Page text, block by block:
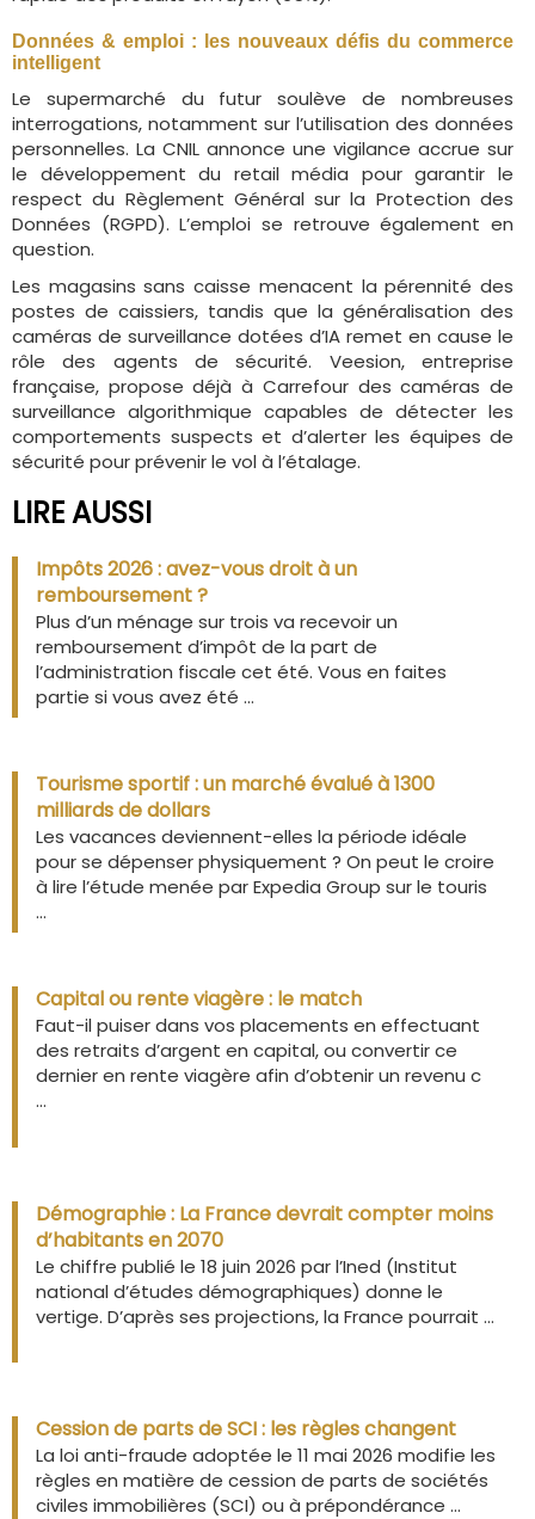
Données & emploi : les nouveaux défis du commerce
intelligent
Le supermarché du futur soulève de nombreuses
interrogations, notamment sur l’utilisation des données
personnelles. La CNIL annonce une vigilance accrue sur
le développement du retail média pour garantir le
respect du Règlement Général sur la Protection des
Données (RGPD). L’emploi se retrouve également en
question.
Les magasins sans caisse menacent la pérennité des
postes de caissiers, tandis que la généralisation des
caméras de surveillance dotées d’IA remet en cause le
rôle des agents de sécurité. Veesion, entreprise
française, propose déjà à Carrefour des caméras de
surveillance algorithmique capables de détecter les
comportements suspects et d’alerter les équipes de
sécurité pour prévenir le vol à l’étalage.
LIRE AUSSI
Impôts 2026 : avez-vous droit à un
remboursement ?
Plus d’un ménage sur trois va recevoir un
remboursement d’impôt de la part de
l’administration fiscale cet été. Vous en faites
partie si vous avez été ...
Tourisme sportif : un marché évalué à 1300
milliards de dollars
Les vacances deviennent-elles la période idéale
pour se dépenser physiquement ? On peut le croire
à lire l’étude menée par Expedia Group sur le touris
...
Capital ou rente viagère : le match
Faut-il puiser dans vos placements en effectuant
des retraits d’argent en capital, ou convertir ce
dernier en rente viagère afin d’obtenir un revenu c
...
Démographie : La France devrait compter moins
d’habitants en 2070
Le chiffre publié le 18 juin 2026 par l’Ined (Institut
national d’études démographiques) donne le
vertige. D’après ses projections, la France pourrait ...
Cession de parts de SCI : les règles changent
La loi anti-fraude adoptée le 11 mai 2026 modifie les
règles en matière de cession de parts de sociétés
civiles immobilières (SCI) ou à prépondérance ...